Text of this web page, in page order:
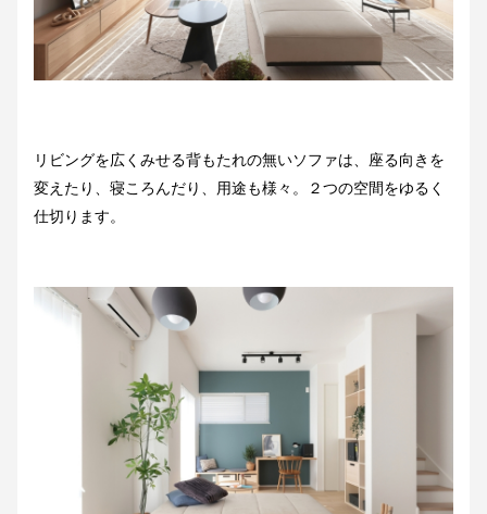
リビングを広くみせる背もたれの無いソファは、座る向きを
変えたり、寝ころんだり、用途も様々。２つの空間をゆるく
仕切ります。